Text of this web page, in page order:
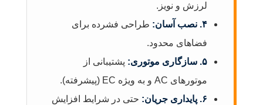
لرزش و نویز.
۴. نصب آسان:
طراحی فشرده برای
فضاهای محدود.
۵. سازگاری موتوری:
پشتیبانی از
موتورهای AC و به ویژه EC (پیشرفته).
۶. پایداری جریان:
حتی در شرایط افزایش